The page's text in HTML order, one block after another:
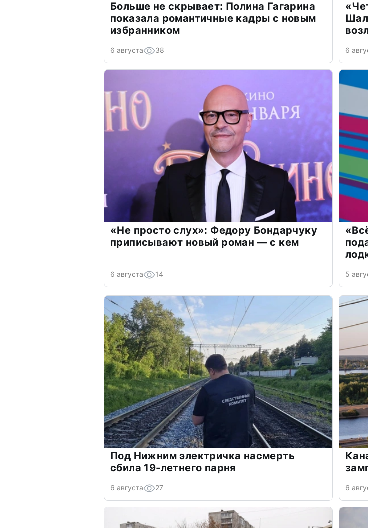
Больше не скрывает: Полина Гагарина
показала романтичные кадры с новым
избранником
6 августа 38 6
«Не просто слух»: Федору Бондарчуку
приписывают новый роман — с кем
6 августа 14 5
Под Нижним электричка насмерть
сбила 19-летнего парня
6 августа 27 6